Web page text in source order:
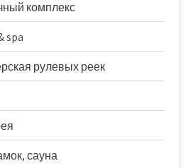
комплекс
spa
рулевых реек
сауна